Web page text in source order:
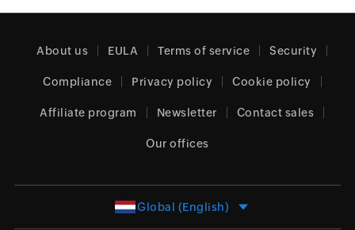
About us EULA Terms of service Security
Compliance Privacy policy Cookie policy
Affiliate program Newsletter Contact sales
Our offices
Global (English)